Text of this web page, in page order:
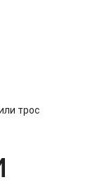
трос